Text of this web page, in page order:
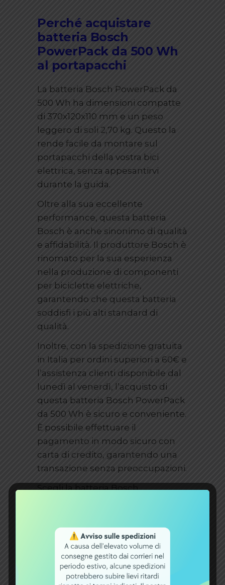
Perché acquistare
batteria Bosch
PowerPack da 500 Wh
al portapacchi
La batteria Bosch PowerPack da
500 Wh ha dimensioni compatte
di 370x120x110 mm e un peso
leggero di soli 2,70 kg. Questo la
rende facile da montare sul
portapacchi della vostra bici
elettrica, senza appesantirvi
durante la guida.
Oltre alla sua eccellente
performance, questa batteria
Bosch è anche sinonimo di qualità
e affidabilità. Il produttore Bosch è
rinomato per la sua esperienza
nella produzione di componenti
per biciclette elettriche,
garantendo che questa batteria
soddisfi i più alti standard di
qualità.
Inoltre, con la spedizione gratuita
in Italia per ordini superiori a 60€ e
l’assistenza clienti disponibile dal
lunedì al venerdì, l’acquisto di
questa batteria Bosch PowerPack
da 500 Wh è sicuro e conveniente.
È possibile effettuare il
pagamento in modo sicuro con
carta di credito, garantendo una
transazione senza preoccupazioni.
Scegli la batteria Bosch
elettrica e goditi un’esperienza di
guida potente, sostenibile e senza